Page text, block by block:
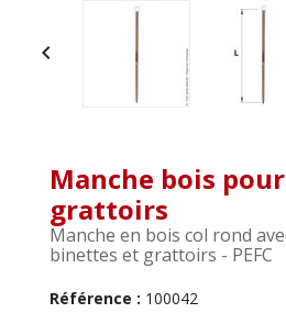

Manche bois
grattoirs
Manche en bois col rond
binettes et grattoirs - PEFC
Référence : 100042